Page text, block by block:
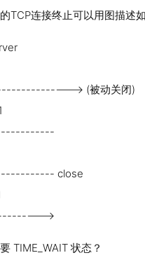
TCP连接终止可以用图描述
> (被动关闭)
close
>
TIME_WAIT 状态？